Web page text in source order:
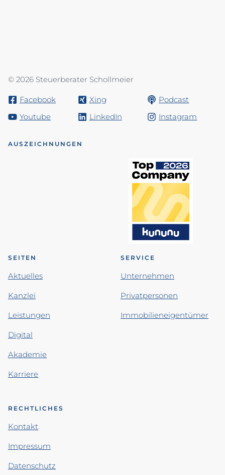
© 2026 Steuerberater Schollmeier
Facebook Xing
Podcast
Youtube
LinkedIn Instagram
AUSZEICHNUNGEN
SEITEN
Aktuelles
Kanzlei
Leistungen
Digital
Akademie
Karriere
SERVICE
Unternehmen
Privatpersonen
Immobilieneigentümer
RECHTLICHES
Kontakt
Impressum
Datenschutz